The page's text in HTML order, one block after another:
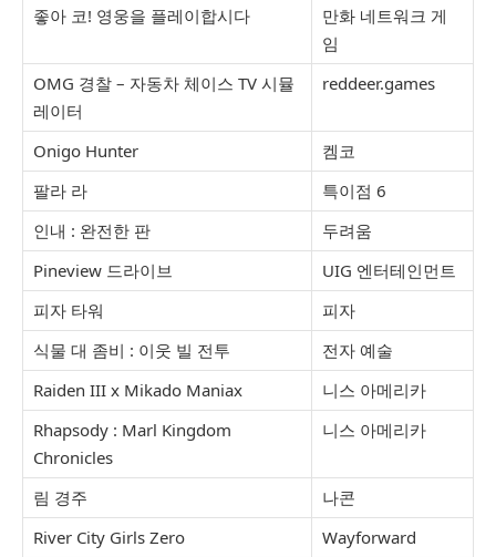
좋아 코! 영웅을 플레이합시다
만화 네트워크 게
임
OMG 경찰 – 자동차 체이스 TV 시뮬
레이터
reddeer.games
Onigo Hunter
켐코
팔라 라
특이점 6
인내 : 완전한 판
두려움
Pineview 드라이브
UIG 엔터테인먼트
피자 타워
피자
식물 대 좀비 : 이웃 빌 전투
전자 예술
Raiden III x Mikado Maniax
니스 아메리카
Rhapsody : Marl Kingdom
Chronicles
니스 아메리카
림 경주
나콘
River City Girls Zero
Wayforward